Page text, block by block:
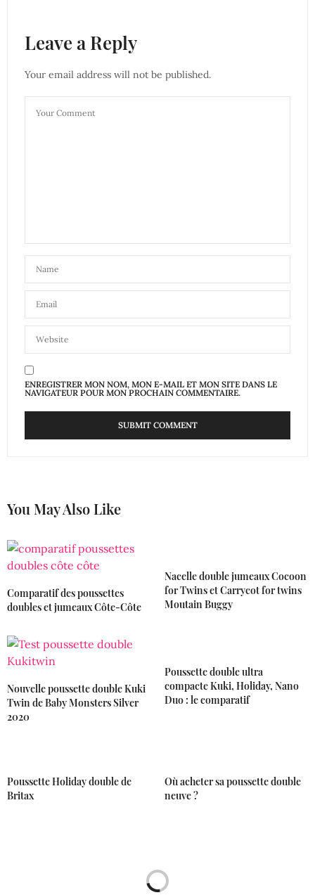
Leave a Reply
Your email address will not be published.
ENREGISTRER MON NOM, MON E-MAIL ET MON SITE DANS LE
NAVIGATEUR POUR MON PROCHAIN COMMENTAIRE.
You May Also Like
Comparatif des poussettes
doubles et jumeaux Côte-Côte
Nacelle double jumeaux Cocoon
for Twins et Carrycot for twins
Moutain Buggy
Nouvelle poussette double Kuki
Twin de Baby Monsters Silver
2020
Poussette double ultra
compacte Kuki, Holiday, Nano
Duo : le comparatif
Poussette Holiday double de
Britax
Où acheter sa poussette double
neuve ?